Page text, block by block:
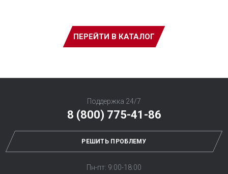
ПЕРЕЙТИ В КАТАЛОГ
Поддержка 24/7
8 (800) 775-41-86
РЕШИТЬ ПРОБЛЕМУ
Пн-пт: 9:00-18:00